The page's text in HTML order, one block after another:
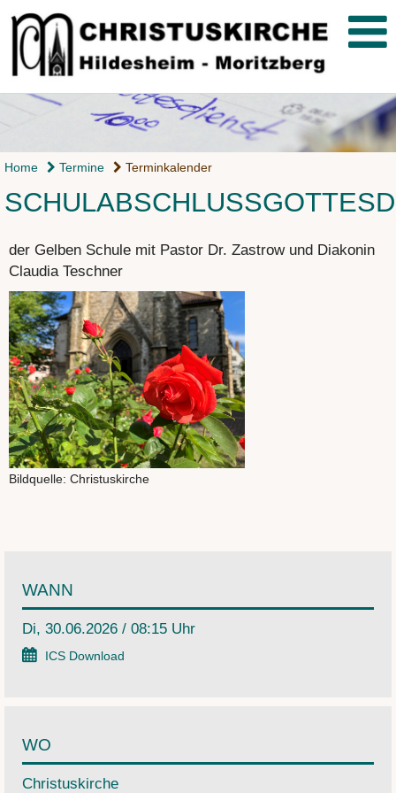
Home Termine Terminkalender
der Gelben Schule mit Pastor Dr. Zastrow und Diakonin
Claudia Teschner
Bildquelle: Christuskirche
WANN
Di, 30.06.2026 / 08:15 Uhr
ICS Download
WO
Christuskirche